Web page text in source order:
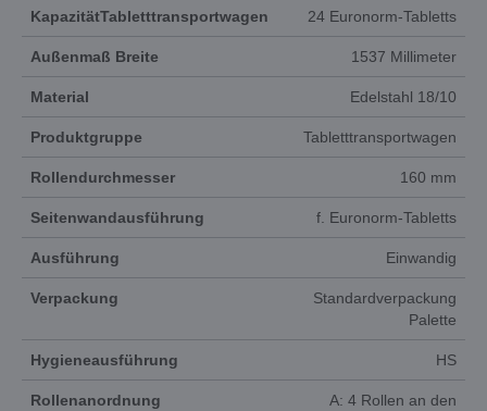
KapazitätTabletttransportwagen 24 Euronorm-Tabletts
Außenmaß Breite 1537 Millimeter
Material Edelstahl 18/10
Produktgruppe Tabletttransportwagen
Rollendurchmesser 160 mm
Seitenwandausführung f. Euronorm-Tabletts
Ausführung Einwandig
Verpackung
Standardverpackung
Palette
Hygieneausführung HS
Rollenanordnung
A: 4 Rollen an den